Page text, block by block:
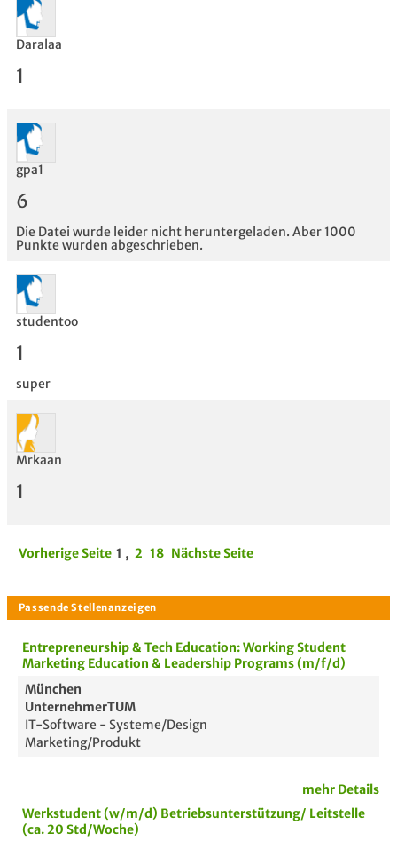
Bewertung
Daralaa
1
gpa1
6
Die Datei wurde leider nicht heruntergeladen. Aber 1000
Punkte wurden abgeschrieben.
studentoo
1
super
Mrkaan
1
Vorherige Seite 1 , 2 18 Nächste Seite
Entrepreneurship & Tech Education: Working Student
Marketing Education & Leadership Programs (m/f/d)
München
UnternehmerTUM
IT-Software - Systeme/Design
Marketing/Produkt
mehr Details
Werkstudent (w/m/d) Betriebsunterstützung/ Leitstelle
(ca. 20 Std/Woche)